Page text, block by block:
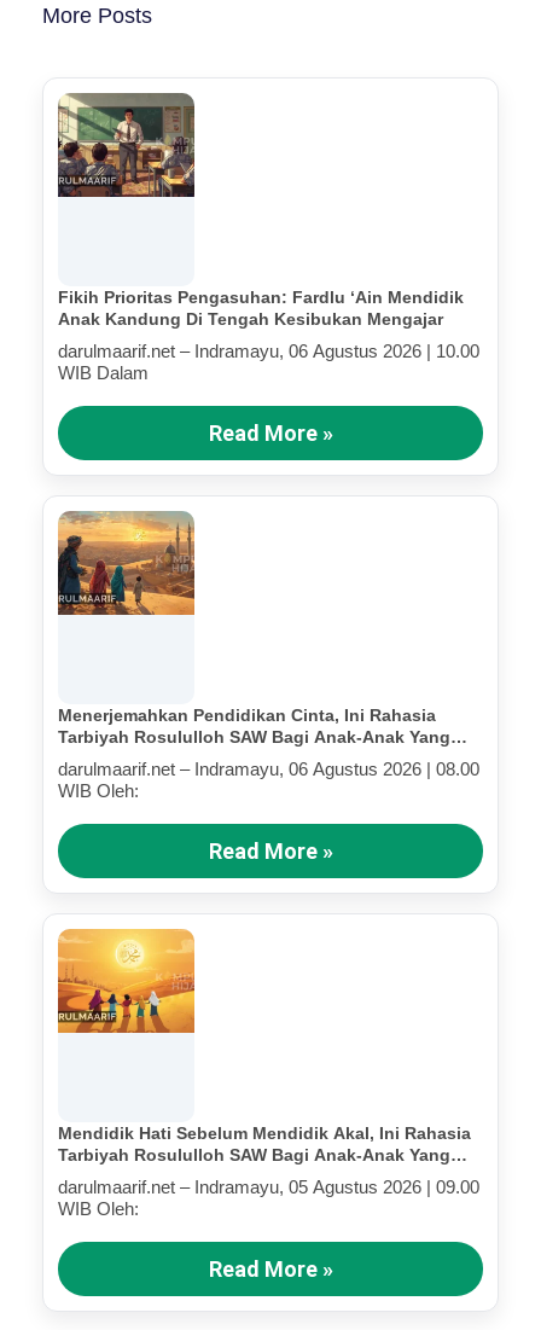
More Posts
Fikih Prioritas Pengasuhan: Fardlu ‘Ain Mendidik
Anak Kandung Di Tengah Kesibukan Mengajar
darulmaarif.net – Indramayu, 06 Agustus 2026 | 10.00
WIB Dalam
Read More »
Menerjemahkan Pendidikan Cinta, Ini Rahasia
Tarbiyah Rosululloh SAW Bagi Anak-Anak Yang
Terluka (Bagian IV)
darulmaarif.net – Indramayu, 06 Agustus 2026 | 08.00
WIB Oleh:
Read More »
Mendidik Hati Sebelum Mendidik Akal, Ini Rahasia
Tarbiyah Rosululloh SAW Bagi Anak-Anak Yang
Terluka (Bagian III)
darulmaarif.net – Indramayu, 05 Agustus 2026 | 09.00
WIB Oleh:
Read More »